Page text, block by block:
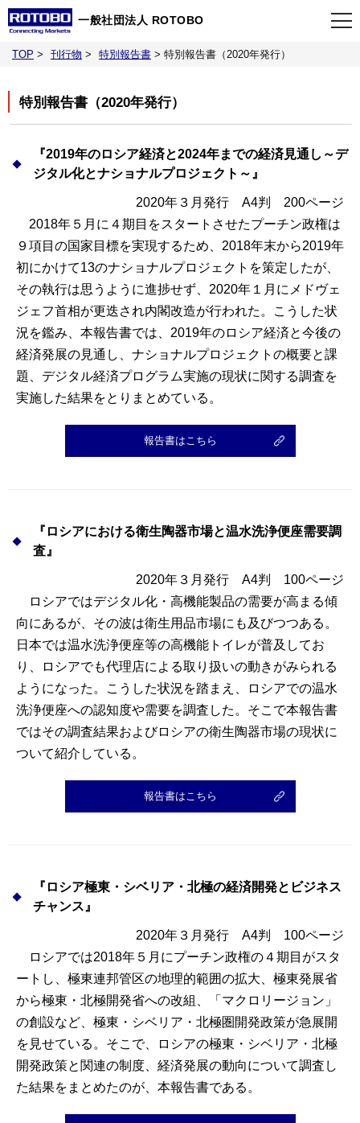
一般社団法人 ROTOBO
当会について
イベント
事業案内
刊行物
TOP > 刊行物 > 特別報告書 > 特別報告書（2020年発行）
特別報告書（2020年発行）
『2019年のロシア経済と2024年までの経済見通し～デ
ジタル化とナショナルプロジェクト～』
2020年３月発行 A4判 200ページ
2018年５月に４期目をスタートさせたプーチン政権は
９項目の国家目標を実現するため、2018年末から2019年
初にかけて13のナショナルプロジェクトを策定したが、
その執行は思うように進捗せず、2020年１月にメドヴェ
ジェフ首相が更迭され内閣改造が行われた。こうした状
況を鑑み、本報告書では、2019年のロシア経済と今後の
経済発展の見通し、ナショナルプロジェクトの概要と課
題、デジタル経済プログラム実施の現状に関する調査を
実施した結果をとりまとめている。
報告書はこちら
『ロシアにおける衛生陶器市場と温水洗浄便座需要調
査』
2020年３月発行 A4判 100ページ
ロシアではデジタル化・高機能製品の需要が高まる傾
向にあるが、その波は衛生用品市場にも及びつつある。
日本では温水洗浄便座等の高機能トイレが普及してお
り、ロシアでも代理店による取り扱いの動きがみられる
ようになった。こうした状況を踏まえ、ロシアでの温水
洗浄便座への認知度や需要を調査した。そこで本報告書
ではその調査結果およびロシアの衛生陶器市場の現状に
ついて紹介している。
報告書はこちら
『ロシア極東・シベリア・北極の経済開発とビジネス
チャンス』
2020年３月発行 A4判 100ページ
ロシアでは2018年５月にプーチン政権の４期目がスタ
ートし、極東連邦管区の地理的範囲の拡大、極東発展省
から極東・北極開発省への改組、「マクロリージョン」
の創設など、極東・シベリア・北極圏開発政策が急展開
を見せている。そこで、ロシアの極東・シベリア・北極
開発政策と関連の制度、経済発展の動向について調査し
た結果をまとめたのが、本報告書である。